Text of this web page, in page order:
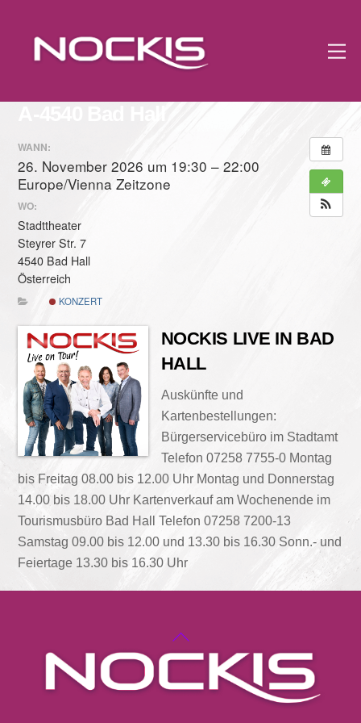
WANN:
26. November 2026 um 19:30 – 22:00
Europe/Vienna Zeitzone
WO:
Stadttheater
Steyrer Str. 7
4540 Bad Hall
Österreich
KONZERT
NOCKIS LIVE IN BAD
HALL
Auskünfte und
Kartenbestellungen:
Bürgerservicebüro im Stadtamt
Telefon 07258 7755-0 Montag
bis Freitag 08.00 bis 12.00 Uhr Montag und Donnerstag
14.00 bis 18.00 Uhr Kartenverkauf am Wochenende im
Tourismusbüro Bad Hall Telefon 07258 7200-13
Samstag 09.00 bis 12.00 und 13.30 bis 16.30 Sonn.- und
Feiertage 13.30 bis 16.30 Uhr
Back
To
SpotifyAmazon